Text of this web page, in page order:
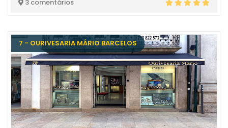
3 comentários
7 - OURIVESARIA MÁRIO BARCELOS